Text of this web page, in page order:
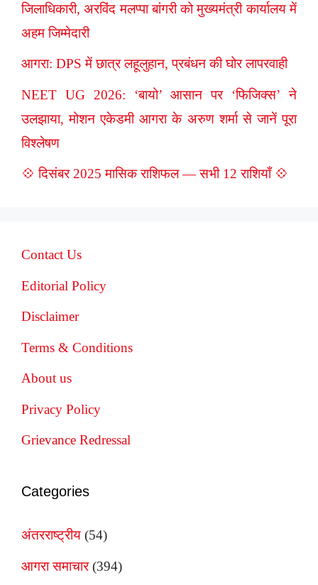
जिलाधिकारी, अरविंद मलप्पा बांगरी को मुख्यमंत्री कार्यालय में
अहम जिम्मेदारी
आगरा: DPS में छात्र लहूलुहान, प्रबंधन की घोर लापरवाही
NEET UG 2026: ‘बायो’ आसान पर ‘फिजिक्स’ ने
उलझाया, मोशन एकेडमी आगरा के अरुण शर्मा से जानें पूरा
विश्लेषण
💠 दिसंबर 2025 मासिक राशिफल — सभी 12 राशियाँ 💠
Contact Us
Editorial Policy
Disclaimer
Terms & Conditions
About us
Privacy Policy
Grievance Redressal
Categories
अंतरराष्ट्रीय (54)
आगरा समाचार(394)